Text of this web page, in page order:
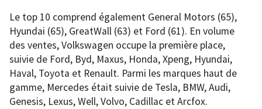
Le top 10 comprend également General Motors (65),
Hyundai (65), GreatWall (63) et Ford (61). En volume
des ventes, Volkswagen occupe la première place,
suivie de Ford, Byd, Maxus, Honda, Xpeng, Hyundai,
Haval, Toyota et Renault. Parmi les marques haut de
gamme, Mercedes était suivie de Tesla, BMW, Audi,
Genesis, Lexus, Well, Volvo, Cadillac et Arcfox.